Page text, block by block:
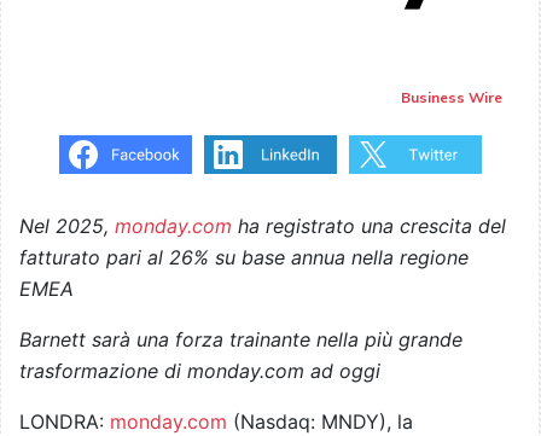
Business Wire
Nel 2025, monday.com ha registrato una crescita del
fatturato pari al 26% su base annua nella regione
EMEA
Barnett sarà una forza trainante nella più grande
trasformazione di monday.com ad oggi
LONDRA: monday.com (Nasdaq: MNDY), la